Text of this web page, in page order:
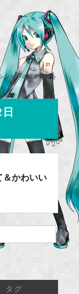
ンガーの最新情報を
＆かわいい
タグ